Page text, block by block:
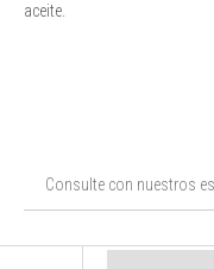
aceite.
Consulte con nuestros